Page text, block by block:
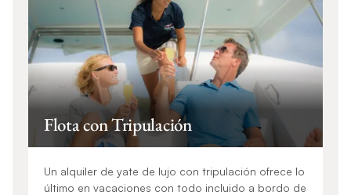
Flota con Tripulación
Un alquiler de yate de lujo con tripulación ofrece lo
último en vacaciones con todo incluido a bordo de